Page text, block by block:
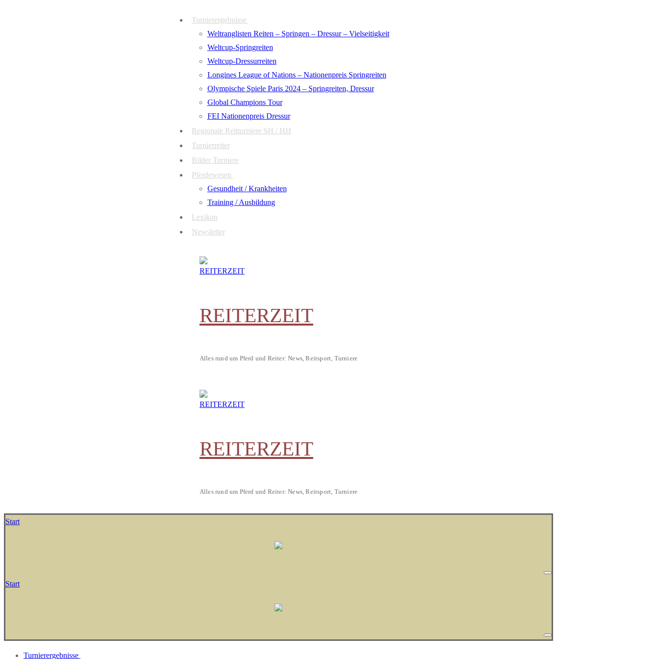
Turnierergebnisse
Weltranglisten Reiten – Springen – Dressur – Vielseitigkeit
Weltcup-Springreiten
Weltcup-Dressurreiten
Longines League of Nations – Nationenpreis Springreiten
Olympische Spiele Paris 2024 – Springreiten, Dressur
Global Champions Tour
FEI Nationenpreis Dressur
Regionale Reitturniere SH / HH
Turnierreiter
Bilder Turniere
Pferdewesen
Gesundheit / Krankheiten
Training / Ausbildung
Lexikon
Newsletter
REITERZEIT
Alles rund um Pferd und Reiter: News, Reitsport, Turniere
REITERZEIT
Alles rund um Pferd und Reiter: News, Reitsport, Turniere
Start
Start
Turnierergebnisse